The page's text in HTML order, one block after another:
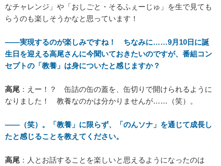
なチャレンジ」や「おしごと・そるふぇーじゅ」を生で見ても
らうのも楽しそうかなと思っています！
――実現するのが楽しみですね！ ちなみに……9月10日に誕
生日を迎える高尾さんに今聞いておきたいのですが、番組コン
セプトの「教養」は身についたと感じますか？
高尾 ：えー！？ 缶詰の缶の蓋を、缶切りで開けられるように
なりました！ 教養なのかは分かりませんが……（笑）。
――（笑）。「教養」に限らず、「のんソナ」を通じて成長し
たと感じることを教えてください。
高尾 ：人とお話することを楽しいと思えるようになったのは